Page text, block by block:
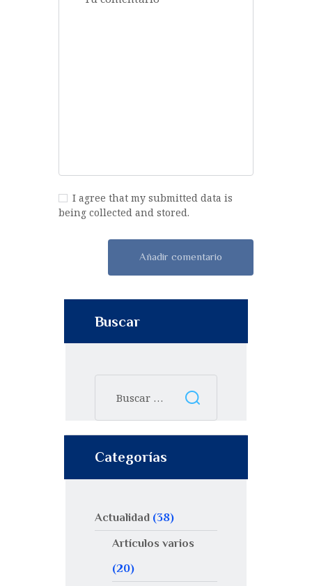
I agree that my submitted data is
being collected and stored.
Buscar
Categorías
Actualidad (38)
Artículos varios
(20)